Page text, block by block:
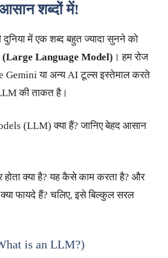
शब्दों में!
में एक शब्द बहुत ज्यादा सुनने को
Language Model) । हम रोज
Gemini या अन्य AI टूल्स इस्तेमाल करते
की ताकत है।
(LLM) क्या हैं? जानिए बेहद आसान
क्या है? यह कैसे काम करता है? और
फायदे हैं? चलिए, इसे बिल्कुल सरल
is an LLM?)